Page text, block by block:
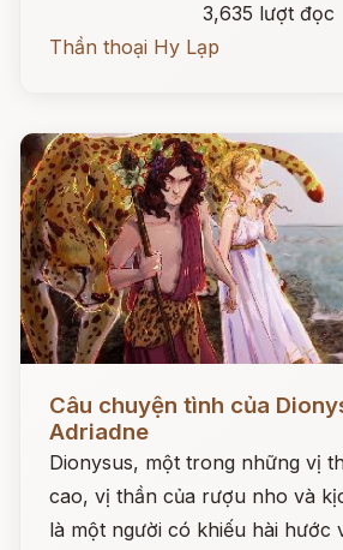
3,635 lượt đọc
Thần thoại Hy Lạp
Câu chuyện tình của
Adriadne
Dionysus, một trong những vị
cao, vị thần của rượu nho và
là một người có khiếu hài hước